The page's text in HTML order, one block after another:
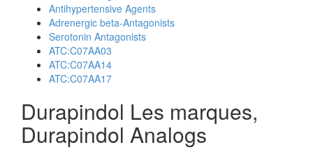
Antihypertensive Agents
Adrenergic beta-Antagonists
Serotonin Antagonists
ATC:C07AA03
ATC:C07AA14
ATC:C07AA17
Durapindol Les marques,
Durapindol Analogs